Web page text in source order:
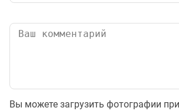
Вы можете загрузить фотографии